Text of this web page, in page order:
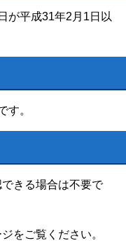
が平成31年2月1日以
す。
きる場合は不要で
をご覧ください。